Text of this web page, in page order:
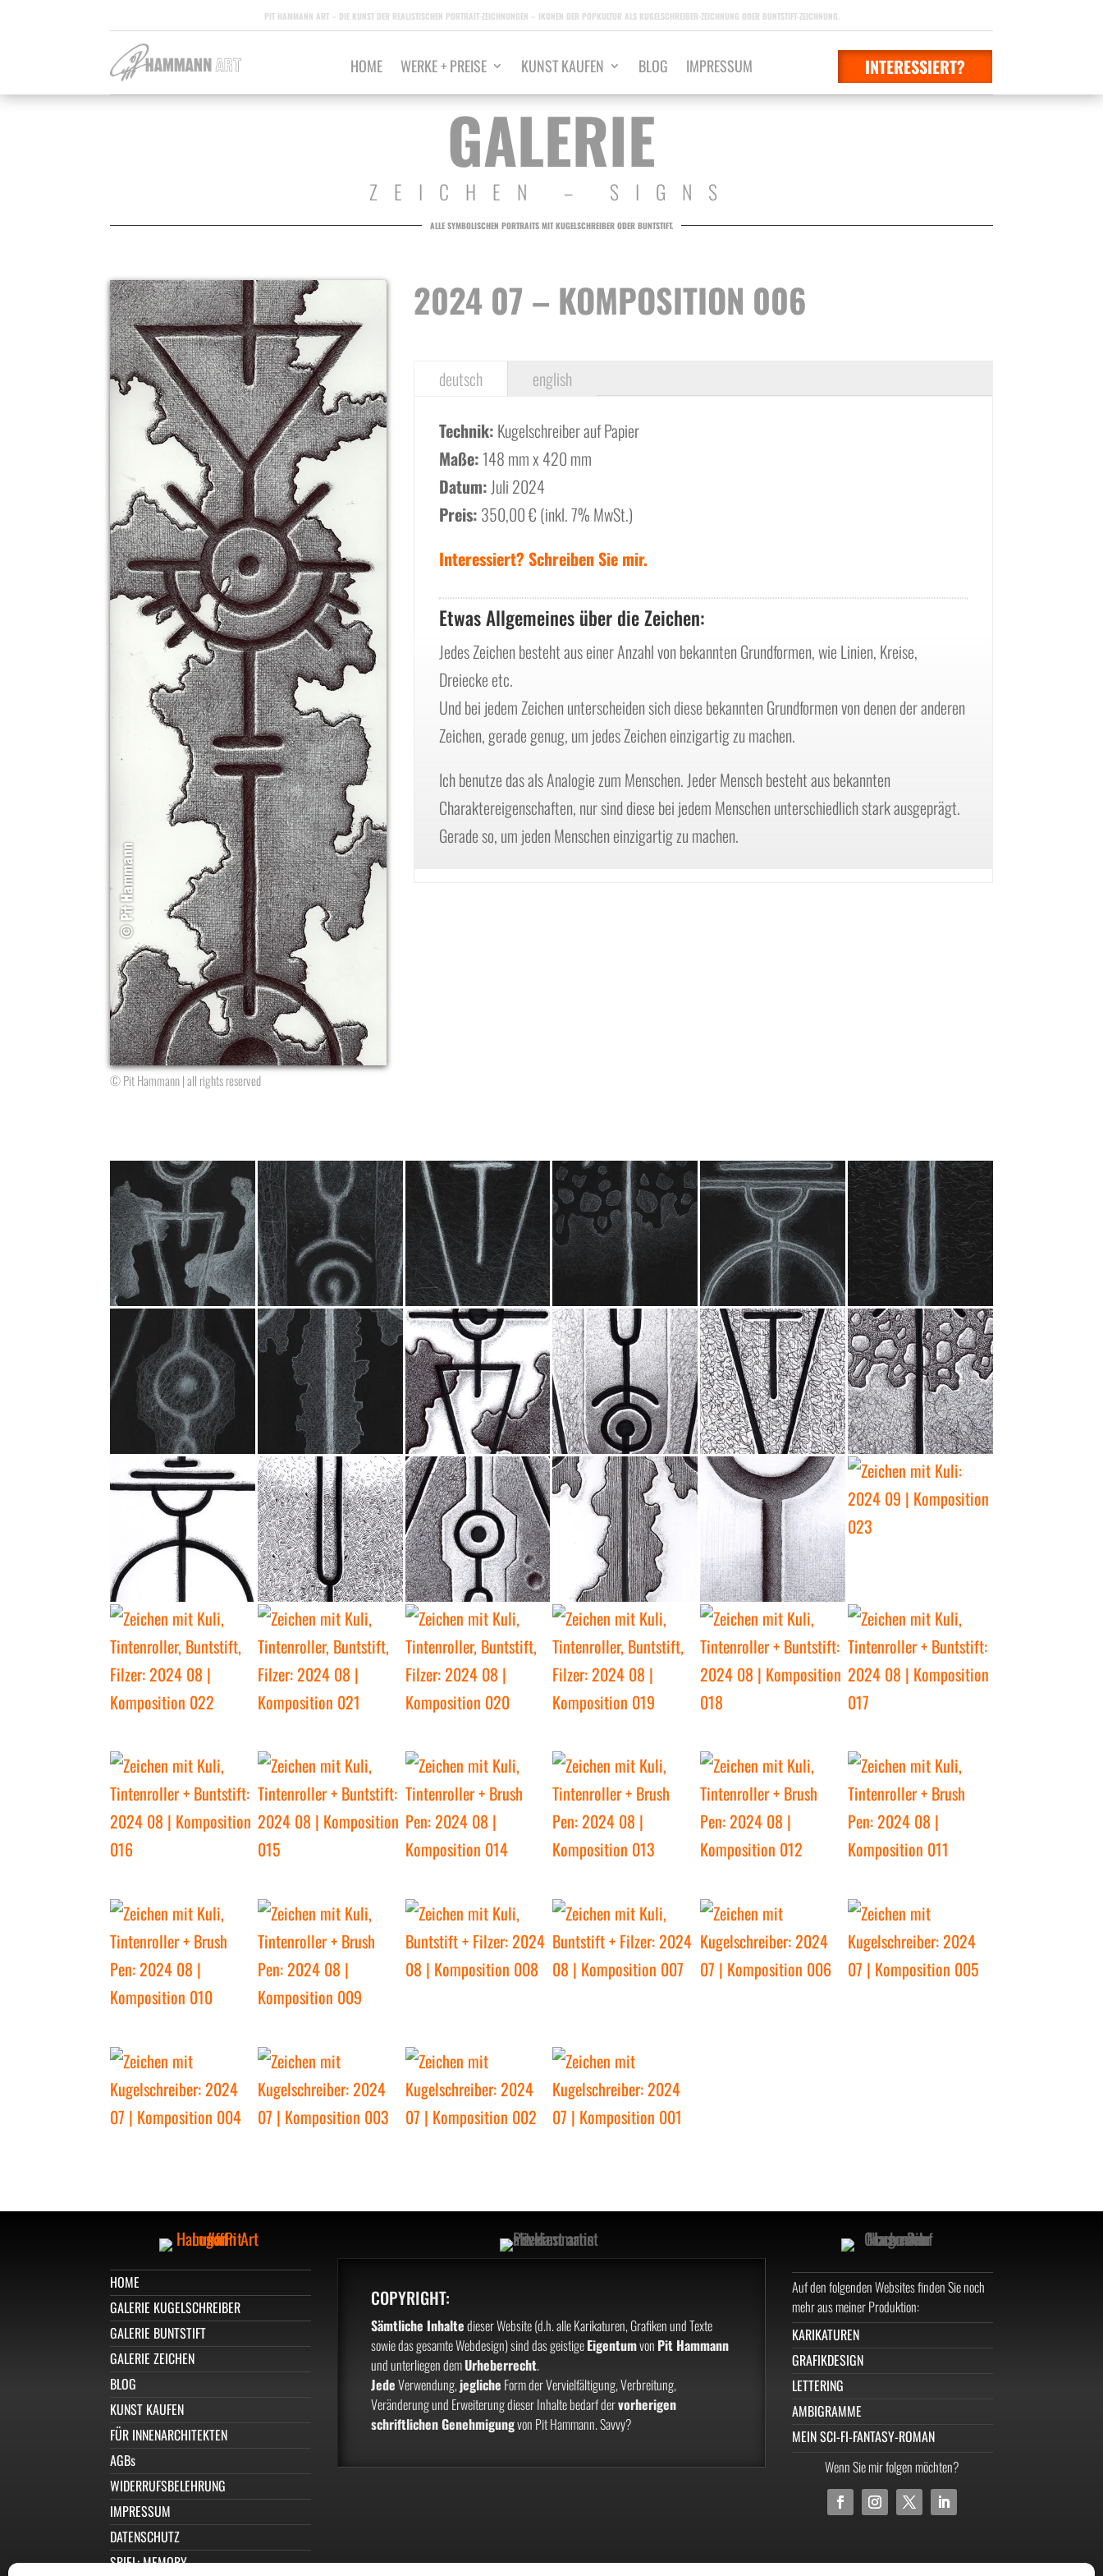
PIT HAMMANN ART – DIE KUNST DER REALISTISCHEN PORTRAIT-ZEICHNUNGEN – IKONEN DER POPKULTUR ALS KUGELSCHREIBER-ZEICHNUNG ODER BUNTSTIFT-ZEICHNUNG.
HOME WERKE + PREISE KUNST KAUFEN BLOG IMPRESSUM INTERESSIERT?
GALERIE
ZEICHEN – SIGNS
ALLE SYMBOLISCHEN PORTRAITS MIT KUGELSCHREIBER ODER BUNTSTIFT.
© Pit Hammann | all rights reserved
2024 07 – KOMPOSITION 006
deutsch english
Technik: Kugelschreiber auf Papier
Maße: 148 mm x 420 mm
Datum:Juli 2024
Preis: 350,00 € (inkl. 7% MwSt.)
Interessiert? Schreiben Sie mir.
Etwas Allgemeines über die Zeichen:
Jedes Zeichen besteht aus einer Anzahl von bekannten Grundformen, wie Linien, Kreise,
Dreiecke etc.
Und bei jedem Zeichen unterscheiden sich diese bekannten Grundformen von denen der anderen
Zeichen, gerade genug, um jedes Zeichen einzigartig zu machen.
Ich benutze das als Analogie zum Menschen. Jeder Mensch besteht aus bekannten
Charaktereigenschaften, nur sind diese bei jedem Menschen unterschiedlich stark ausgeprägt.
Gerade so, um jeden Menschen einzigartig zu machen.
HOME
GALERIE KUGELSCHREIBER
GALERIE BUNTSTIFT
GALERIE ZEICHEN
BLOG
KUNST KAUFEN
FÜR INNENARCHITEKTEN
AGBs
WIDERRUFSBELEHRUNG
IMPRESSUM
DATENSCHUTZ
SPIEL: MEMORY
COPYRIGHT:
Sämtliche Inhaltedieser Website (d.h. alle Karikaturen, Grafiken und Texte
sowie das gesamte Webdesign) sind das geistigeEigentumvon Pit Hammann
und unterliegen demUrheberrecht.
JedeVerwendung,jegliche Form der Vervielfältigung, Verbreitung,
Veränderung und Erweiterung dieser Inhalte bedarf dervorherigen
schriftlichen Genehmigungvon Pit Hammann. Savvy?
Auf den folgenden Websites finden Sie noch
mehr aus meiner Produktion:
KARIKATUREN
GRAFIKDESIGN
LETTERING
AMBIGRAMME
MEIN SCI-FI-FANTASY-ROMAN
Wenn Sie mir folgen möchten?